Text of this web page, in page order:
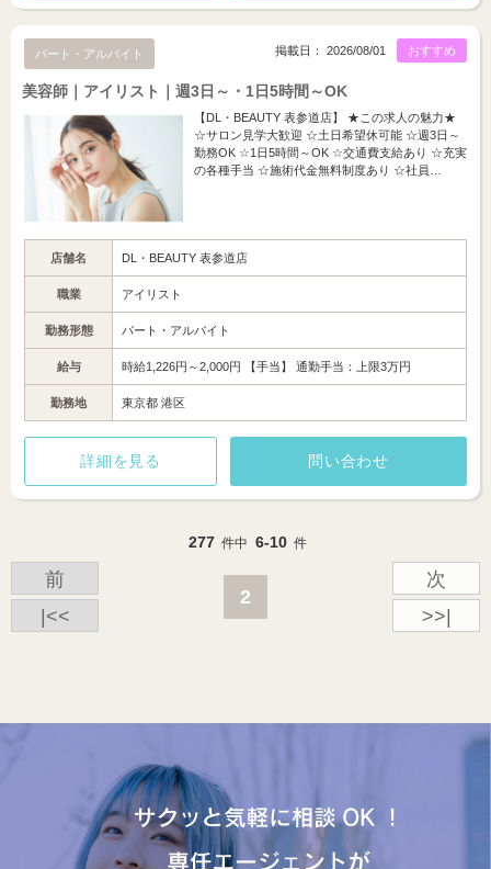
パート・アルバイト おすすめ
掲載日： 2026/08/01
美容師｜アイリスト｜週3日～・1日5時間～OK
【DL・BEAUTY 表参道店】 ★この求人の魅力★
☆サロン見学大歓迎 ☆土日希望休可能 ☆週3日～
勤務OK ☆1日5時間～OK ☆交通費支給あり ☆充実
の各種手当 ☆施術代金無料制度あり ☆社員…
店舗名 DL・BEAUTY 表参道店
職業 アイリスト
勤務形態 パート・アルバイト
給与 時給1,226円～2,000円 【手当】 通勤手当：上限3万円
勤務地 東京都 港区
詳細を見る 問い合わせ
277 件中 6-10 件
|<<
前
2
次
>>|